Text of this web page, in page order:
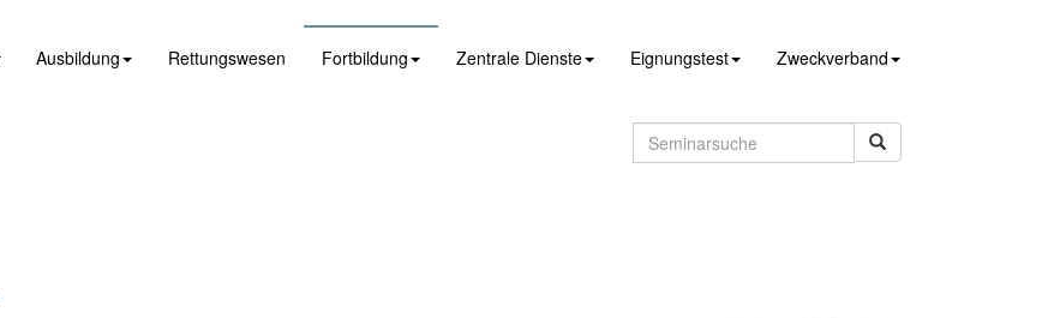
Ausbildung Rettungswesen Fortbildung Zentrale Dienste Eignungstest Zweckverband